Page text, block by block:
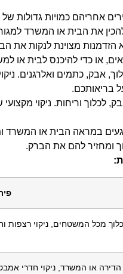
אחריהם כמויות גדולות של
את הבית או המשרד
הזדמנות מצוינת לנקות את
או כדי להיכנס לבית או
אבק, כתמים ואלרגנים.
בריאותכם.
לכלוך וריחות. ניקוי
במראה הבית או המשרד
ומחזיר להם את הברק.
מכל המשטחים, ניקוי רצפות
הדירה או המשרד, ניקוי חדרי